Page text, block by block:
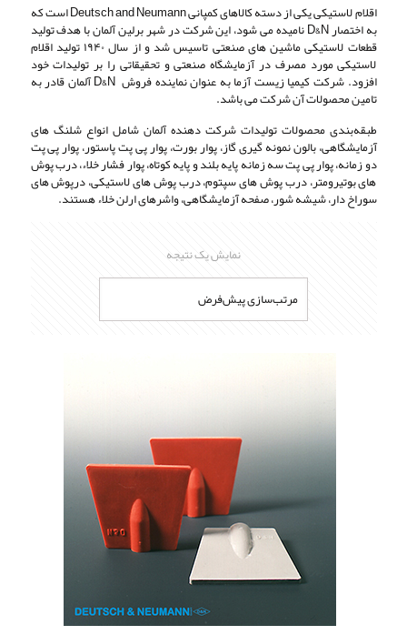
اقلام لاستیکی یکی از دسته کالاهای کمپانی Deutsch and Neumann است که
به اختصار D&N نامیده می شود، این شرکت در شهر برلین آلمان با هدف تولید
قطعات لاستیکی ماشین های صنعتی تاسیس شد و از سال ۱۹۴۰ تولید اقلام
لاستیکی مورد مصرف در آزمایشگاه صنعتی و تحقیقاتی را بر تولیدات خود
افزود. شرکت کیمیا زیست آزما به عنوان نماینده فروش D&N آلمان قادر به
تامین محصولات آن شرکت می باشد.
طبقه‌بندی محصولات تولیدات شرکت دهنده آلمان شامل انواع شلنگ های
آزمایشگاهی، بالون نمونه گیری گاز، پوار بورت، پوار پی پت پاستور، پوار پی پت
دو زمانه، پوار پی پت سه زمانه پایه بلند و پایه کوتاه، پوار فشار خلاء، درب پوش
های بوتیرومتر، درب پوش های سپتوم، درب پوش های لاستیکی، درپوش های
سوراخ دار، شیشه شور، صفحه آزمایشگاهی، واشرهای ارلن خلاء هستند.
نمایش یک نتیجه